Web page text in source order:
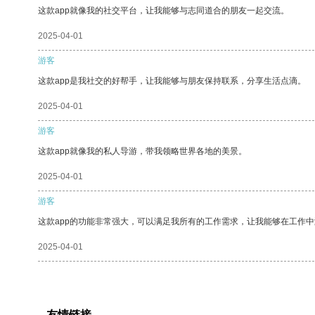
这款app就像我的社交平台，让我能够与志同道合的朋友一起交流。
2025-04-01
游客
这款app是我社交的好帮手，让我能够与朋友保持联系，分享生活点滴。
2025-04-01
游客
这款app就像我的私人导游，带我领略世界各地的美景。
2025-04-01
游客
这款app的功能非常强大，可以满足我所有的工作需求，让我能够在工作中
2025-04-01